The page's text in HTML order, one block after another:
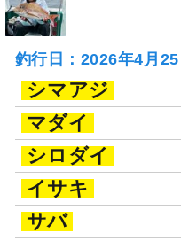
釣行日：2026年4月
シマアジ
マダイ
シロダイ
イサキ
サバ